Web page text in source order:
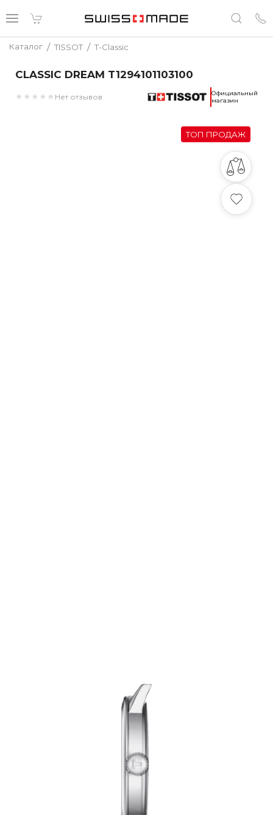
Каталог / TISSOT / T-Classic
CLASSIC DREAM T1294101103100
★ ★ ★ ★ ★ Нет отзывов
Официальный
магазин
ТОП ПРОДАЖ